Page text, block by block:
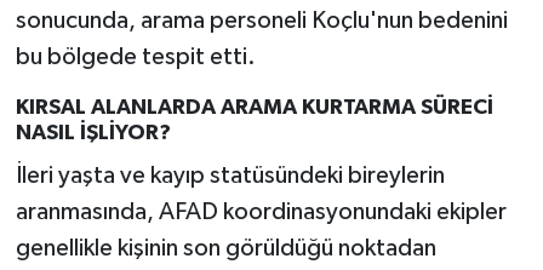
sonucunda, arama personeli Koçlu'nun bedenini
bu bölgede tespit etti.
KIRSAL ALANLARDA ARAMA KURTARMA SÜRECİ
NASIL İŞLİYOR?
İleri yaşta ve kayıp statüsündeki bireylerin
aranmasında, AFAD koordinasyonundaki ekipler
genellikle kişinin son görüldüğü noktadan